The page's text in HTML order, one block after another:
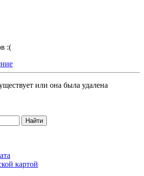
:(
или она была удалена
Найти
картой